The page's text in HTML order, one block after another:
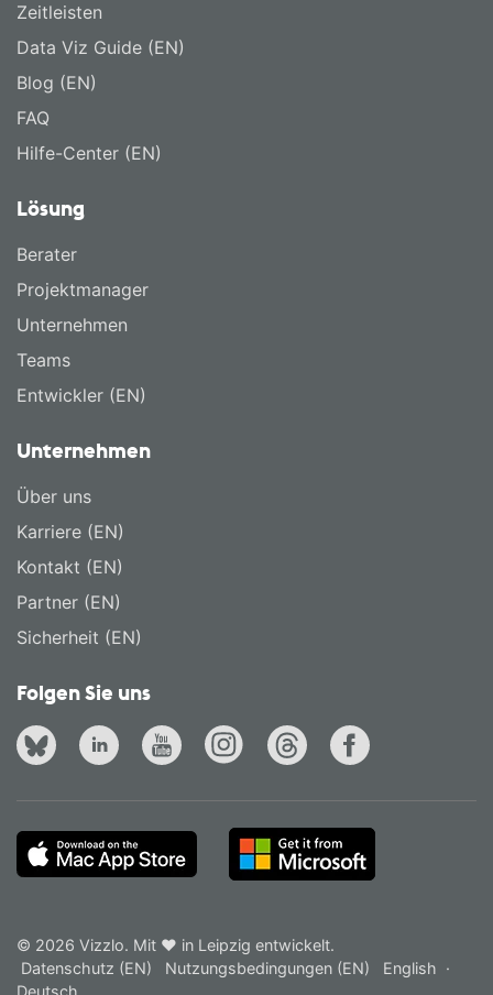
Zeitleisten
Data Viz Guide (EN)
Blog (EN)
FAQ
Hilfe-Center (EN)
Lösung
Berater
Projektmanager
Unternehmen
Teams
Entwickler (EN)
Unternehmen
Über uns
Karriere (EN)
Kontakt (EN)
Partner (EN)
Sicherheit (EN)
Folgen Sie uns
© 2026 Vizzlo. Mit ❤ in Leipzig entwickelt.
Datenschutz (EN)
Nutzungsbedingungen (EN) English ·
Deutsch